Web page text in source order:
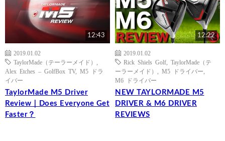
12:43
2019.01.02
TaylorMade（テーラーメイド）
Alex Etches – GolfBox TV, M5 ドラ
イバー
TaylorMade M5 Driver
Review｜Does Everyone Get
Faster？
12:22
2019.01.02
Rick Shiels Golf
TaylorMade（テ
ーラーメイド）
M5 ドライバー
M6 ドライバー
NEW TAYLORMADE M5
DRIVER & M6 DRIVER
REVIEWS